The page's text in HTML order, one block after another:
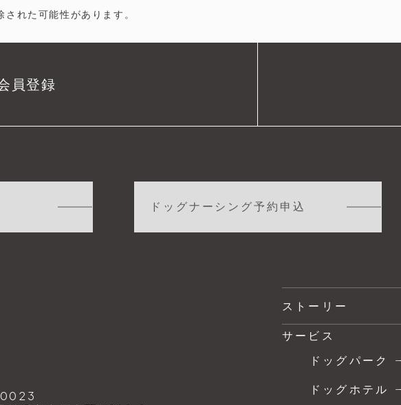
れた可能性があります。
員登録
ドッグナーシング予約申込
ストーリー
サービス
ドッグパーク
ドッグホテル